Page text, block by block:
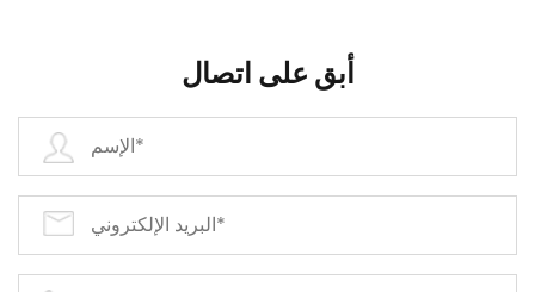
أبق على اتصال